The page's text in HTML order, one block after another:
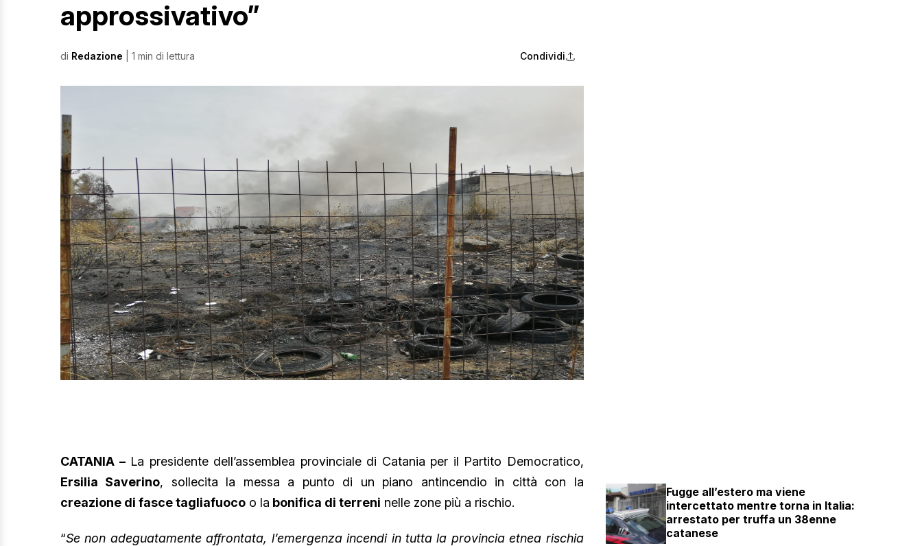
approssivativo”
di Redazione | 1 min di lettura Condividi
CATANIA –La presidente dell’assemblea provinciale di Catania per il Partito Democratico,
Ersilia Saverino, sollecita la messa a punto di un piano antincendio in città con la
creazione di fasce tagliafuoco o la bonifica di terreni nelle zone più a rischio.
“Se non adeguatamente affrontata, l’emergenza incendi in tutta la provincia etnea rischia
Fugge all’estero ma viene
intercettato mentre torna in Italia:
arrestato per truffa un 38enne
catanese